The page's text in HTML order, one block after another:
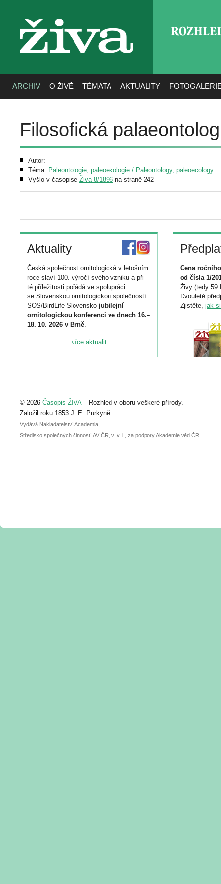
živa
ARCHIV O ŽIVĚ TÉMATA AKTUALITY
Filosofická
Autor:
Téma: Paleontologie, paleoekologie / Paleontology, paleoecology
Vyšlo v časopise Živa 8/1896 na straně 242
Aktuality
Česká společnost ornitologická v letošním
roce slaví 100. výročí svého vzniku a při
té příležitosti pořádá ve spolupráci
se Slovenskou ornitologickou společností
SOS/BirdLife Slovensko jubilejní
ornitologickou konferenci ve dnech 16.–
18. 10. 2026 v Brně.
Podrobnější informace ke konferenci
Registrovat se můžete do 6. září.
abstraktu přihlášené přednášky nebo
posteru je už 30. června.
... více aktualit ...
Cena
od čísla 1/
Živy (tedy 59
Dvouleté
Zjistěte, jak
© 2026 Časopis ŽIVA– Rozhled v oboru veškeré přírody.
Založil roku 1853 J. E. Purkyně.
Vydává Nakladatelství Academia,
Středisko společných činností AV ČR, v. v. i., za podpory Akademie věd ČR.